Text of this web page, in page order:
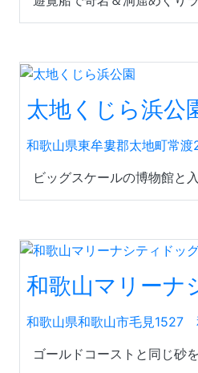
太地くじら浜公
和歌山県東牟婁郡太地町常
ビッグスケールの博物館と
和歌山マリーナ
和歌山県和歌山市毛見1527
ゴールドコーストと同じ砂